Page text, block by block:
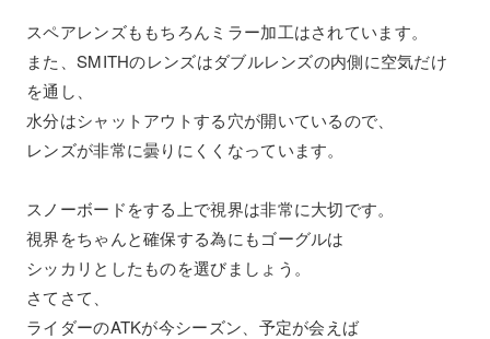
スペアレンズももちろんミラー加工はされています。
また、SMITHのレンズはダブルレンズの内側に空気だけ
を通し、
水分はシャットアウトする穴が開いているので、
レンズが非常に曇りにくくなっています。
スノーボードをする上で視界は非常に大切です。
視界をちゃんと確保する為にもゴーグルは
シッカリとしたものを選びましょう。
さてさて、
ライダーのATKが今シーズン、予定が会えば